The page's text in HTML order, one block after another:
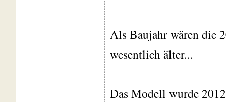
Als Baujahr wären die
wesentlich älter...
Das Modell wurde